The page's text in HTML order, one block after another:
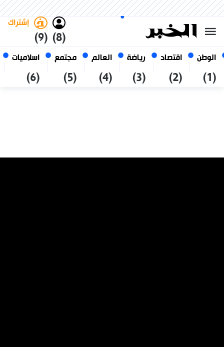
الوطن
(1)
اقتصاد
(2)
رياضة
(3)
العالم
(4)
مجتمع
(5)
اسلاميات
(6)
(8)
إشتراك
(9)
07 أغسطس 2026
الجزائر